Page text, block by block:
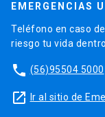
EMERGENCIAS
Teléfono en caso
riesgo tu vida
phone (56)95504 5000
launch Ir al sitio de